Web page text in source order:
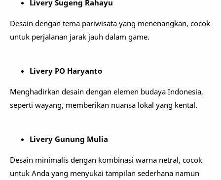
Livery Sugeng Rahayu
Desain dengan tema pariwisata yang menenangkan, cocok
untuk perjalanan jarak jauh dalam game.
Livery PO Haryanto
Menghadirkan desain dengan elemen budaya Indonesia,
seperti wayang, memberikan nuansa lokal yang kental.
Livery Gunung Mulia
Desain minimalis dengan kombinasi warna netral, cocok
untuk Anda yang menyukai tampilan sederhana namun